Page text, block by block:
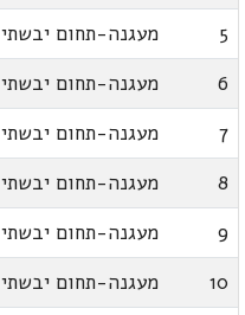
5
מעגנה-תחום יבשתי
6
מעגנה-תחום יבשתי
7
מעגנה-תחום יבשתי
8
מעגנה-תחום יבשתי
9
מעגנה-תחום יבשתי
10
מעגנה-תחום יבשתי